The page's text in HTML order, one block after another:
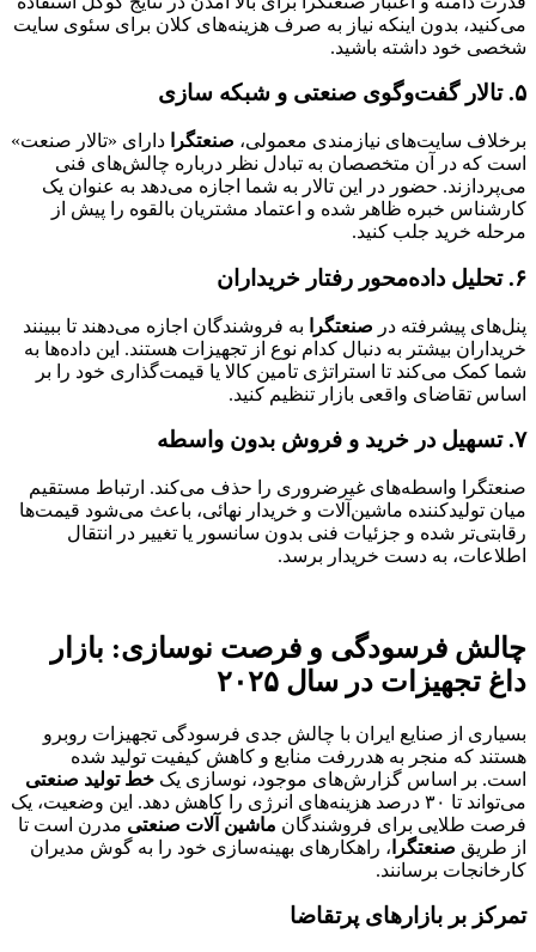
می‌کنید، بدون اینکه نیاز به صرف هزینه‌های کلان برای سئوی سایت
شخصی خود داشته باشید.
۵. تالار گفت‌وگوی صنعتی و شبکه سازی
برخلاف سایت‌های نیازمندی معمولی، صنعتگرا
دارای «تالار صنعت»
است که در آن متخصصان به تبادل نظر درباره چالش‌های فنی
می‌پردازند. حضور در این تالار به شما اجازه می‌دهد به عنوان یک
کارشناس خبره ظاهر شده و اعتماد مشتریان بالقوه را پیش از
مرحله خرید جلب کنید.
۶. تحلیل داده‌محور رفتار خریداران
پنل‌های پیشرفته در صنعتگرا
به فروشندگان اجازه می‌دهند تا ببینند
خریداران بیشتر به دنبال کدام نوع از تجهیزات هستند. این داده‌ها به
شما کمک می‌کند تا استراتژی تامین کالا یا قیمت‌گذاری خود را بر
اساس تقاضای واقعی بازار تنظیم کنید.
۷. تسهیل در خرید و فروش بدون واسطه
صنعتگرا واسطه‌های غیرضروری را حذف می‌کند. ارتباط مستقیم
میان تولیدکننده ماشین‌آلات و خریدار نهائی، باعث می‌شود قیمت‌ها
رقابتی‌تر شده و جزئیات فنی بدون سانسور یا تغییر در انتقال
اطلاعات، به دست خریدار برسد.
چالش فرسودگی و فرصت نوسازی: بازار
داغ تجهیزات در سال ۲۰۲۵
بسیاری از صنایع ایران با چالش جدی فرسودگی تجهیزات روبرو
هستند که منجر به هدررفت منابع و کاهش کیفیت تولید شده
است. بر اساس گزارش‌های موجود، نوسازی یک خط تولید صنعتی
می‌تواند تا ۳۰ درصد هزینه‌های انرژی را کاهش دهد. این وضعیت، یک
فرصت طلایی برای فروشندگان ماشین آلات صنعتی مدرن است تا
از طریق صنعتگرا ، راهکارهای بهینه‌سازی خود را به گوش مدیران
کارخانجات برسانند.
تمرکز بر بازارهای پرتقاضا